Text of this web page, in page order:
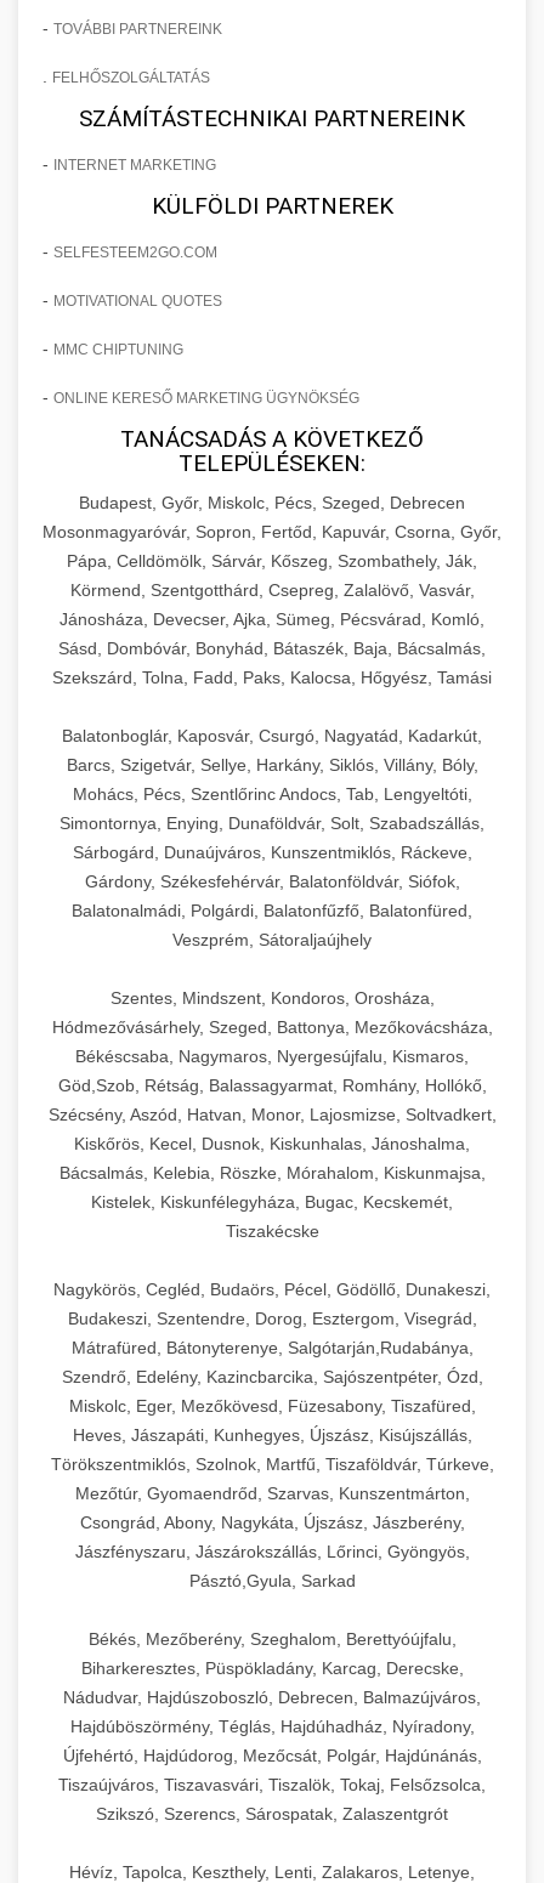
- TOVÁBBI PARTNEREINK
FELHŐSZOLGÁLTATÁS
SZÁMÍTÁSTECHNIKAI PARTNEREINK
- INTERNET MARKETING
KÜLFÖLDI PARTNEREK
- SELFESTEEM2GO.COM
- MOTIVATIONAL QUOTES
- MMC CHIPTUNING
- ONLINE KERESŐ MARKETING ÜGYNÖKSÉG
TANÁCSADÁS A KÖVETKEZŐ
TELEPÜLÉSEKEN:
Budapest, Győr, Miskolc, Pécs, Szeged, Debrecen
Mosonmagyaróvár, Sopron, Fertőd, Kapuvár, Csorna, Győr,
Pápa, Celldömölk, Sárvár, Kőszeg, Szombathely, Ják,
Körmend, Szentgotthárd, Csepreg, Zalalövő, Vasvár,
Jánosháza, Devecser, Ajka, Sümeg, Pécsvárad, Komló,
Sásd, Dombóvár, Bonyhád, Bátaszék, Baja, Bácsalmás,
Szekszárd, Tolna, Fadd, Paks, Kalocsa, Hőgyész, Tamási
Balatonboglár, Kaposvár, Csurgó, Nagyatád, Kadarkút,
Barcs, Szigetvár, Sellye, Harkány, Siklós, Villány, Bóly,
Mohács, Pécs, Szentlőrinc Andocs, Tab, Lengyeltóti,
Simontornya, Enying, Dunaföldvár, Solt, Szabadszállás,
Sárbogárd, Dunaújváros, Kunszentmiklós, Ráckeve,
Gárdony, Székesfehérvár, Balatonföldvár, Siófok,
Balatonalmádi, Polgárdi, Balatonfűzfő, Balatonfüred,
Veszprém, Sátoraljaújhely
Szentes, Mindszent, Kondoros, Orosháza,
Hódmezővásárhely, Szeged, Battonya, Mezőkovácsháza,
Békéscsaba, Nagymaros, Nyergesújfalu, Kismaros,
Göd,Szob, Rétság, Balassagyarmat, Romhány, Hollókő,
Szécsény, Aszód, Hatvan, Monor, Lajosmizse, Soltvadkert,
Kiskőrös, Kecel, Dusnok, Kiskunhalas, Jánoshalma,
Bácsalmás, Kelebia, Röszke, Mórahalom, Kiskunmajsa,
Kistelek, Kiskunfélegyháza, Bugac, Kecskemét,
Tiszakécske
Nagykörös, Cegléd, Budaörs, Pécel, Gödöllő, Dunakeszi,
Budakeszi, Szentendre, Dorog, Esztergom, Visegrád,
Mátrafüred, Bátonyterenye, Salgótarján,Rudabánya,
Szendrő, Edelény, Kazincbarcika, Sajószentpéter, Ózd,
Miskolc, Eger, Mezőkövesd, Füzesabony, Tiszafüred,
Heves, Jászapáti, Kunhegyes, Újszász, Kisújszállás,
Törökszentmiklós, Szolnok, Martfű, Tiszaföldvár, Túrkeve,
Mezőtúr, Gyomaendrőd, Szarvas, Kunszentmárton,
Csongrád, Abony, Nagykáta, Újszász, Jászberény,
Jászfényszaru, Jászárokszállás, Lőrinci, Gyöngyös,
Pásztó,Gyula, Sarkad
Békés, Mezőberény, Szeghalom, Berettyóújfalu,
Biharkeresztes, Püspökladány, Karcag, Derecske,
Nádudvar, Hajdúszoboszló, Debrecen, Balmazújváros,
Hajdúböszörmény, Téglás, Hajdúhadház, Nyíradony,
Újfehértó, Hajdúdorog, Mezőcsát, Polgár, Hajdúnánás,
Tiszaújváros, Tiszavasvári, Tiszalök, Tokaj, Felsőzsolca,
Szikszó, Szerencs, Sárospatak, Zalaszentgrót
Hévíz, Tapolca, Keszthely, Lenti, Zalakaros, Letenye,